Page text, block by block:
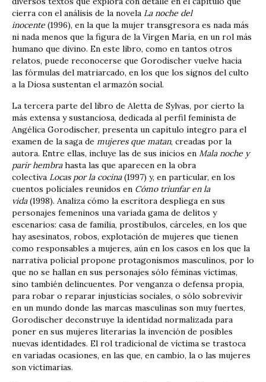
cierra con el análisis de la novela La noche del
inocente (1996), en la que la mujer transgresora es nada más
ni nada menos que la figura de la Virgen María, en un rol más
humano que divino. En este libro, como en tantos otros
relatos, puede reconocerse que Gorodischer vuelve hacia
las fórmulas del matriarcado, en los que los signos del culto
a la Diosa sustentan el armazón social.
La tercera parte del libro de Aletta de Sylvas, por cierto la
más extensa y sustanciosa, dedicada al perfil feminista de
Angélica Gorodischer, presenta un capítulo íntegro para el
examen de la saga de mujeres que matan, creadas por la
autora. Entre ellas, incluye las de sus inicios en Mala noche y
parir hembrahasta las que aparecen en la obra
colectiva Locas por la cocina(1997) y, en particular, en los
cuentos policiales reunidos en Cómo triunfar en la
vida(1998). Analiza cómo la escritora despliega en sus
personajes femeninos una variada gama de delitos y
escenarios: casa de familia, prostíbulos, cárceles, en los que
hay asesinatos, robos, explotación de mujeres que tienen
como responsables a mujeres, aún en los casos en los que la
narrativa policial propone protagonismos masculinos, por lo
que no se hallan en sus personajes sólo féminas víctimas,
sino también delincuentes. Por venganza o defensa propia,
para robar o reparar injusticias sociales, o sólo sobrevivir
en un mundo donde las marcas masculinas son muy fuertes,
Gorodischer deconstruye la identidad normalizada para
poner en sus mujeres literarias la invención de posibles
nuevas identidades. El rol tradicional de víctima se trastoca
en variadas ocasiones, en las que, en cambio, la o las mujeres
son victimarias.